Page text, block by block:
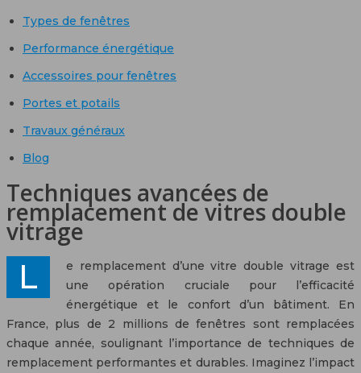
Types de fenêtres
Performance énergétique
Accessoires pour fenêtres
Portes et potails
Travaux généraux
Blog
Techniques avancées de
remplacement de vitres double
vitrage
Le remplacement d’une vitre double vitrage est
une opération cruciale pour l’efficacité
énergétique et le confort d’un bâtiment. En
France, plus de 2 millions de fenêtres sont remplacées
chaque année, soulignant l’importance de techniques de
remplacement performantes et durables. Imaginez l’impact